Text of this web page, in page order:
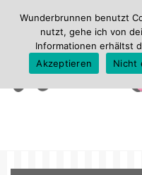
Wunderbrunnen benutzt
nutzt, gehe ich von
Informationen erhältst
Akzeptieren
Nicht